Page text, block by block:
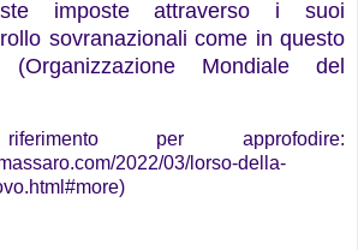
imposte attraverso i suoi
sovranazionali come in questo
Mondiale del
per approfodire:
2022/03/lorso-della-